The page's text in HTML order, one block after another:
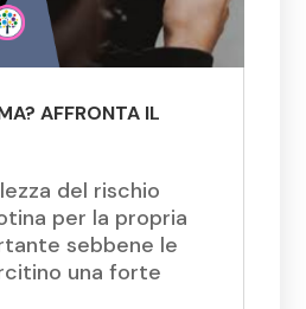
AFFRONTA IL
del rischio
per la propria
sebbene le
una forte